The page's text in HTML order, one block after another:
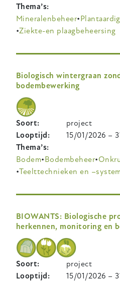
Thema’s
Mineralenbeheer
Ziekte-en plaagbeheersing
Biologisch wintergraan
bodembewerking
Soort
project
Looptijd
15/01/2026 –
Thema’s
Bodem Bodembeheer
Teelttechnieken en
BIOWANTS: Biologische
herkennen, monitoring en
Soort
project
Looptijd
15/01/2026 –